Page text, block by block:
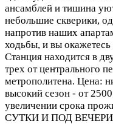
ансамблей и тишина
небольшие скверики,
напротив наших
ходьбы, и вы окажетесь
Станция находится в
трех от центрального
метрополитена. Цена:
высокий сезон - от
увеличении срока
СУТКИ И ПОД